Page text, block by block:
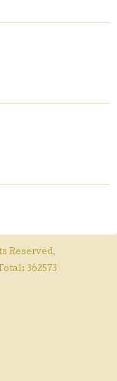
Reserved.
362573